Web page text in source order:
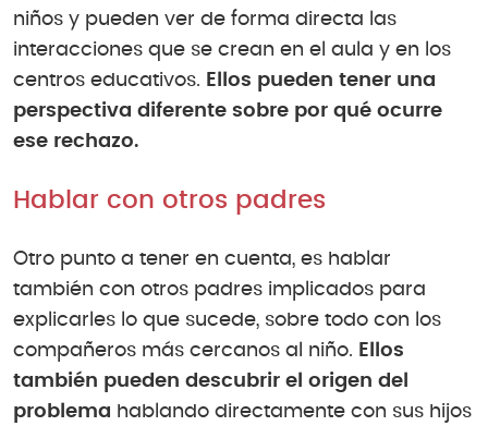
niños y pueden ver de forma directa las
interacciones que se crean en el aula y en los
centros educativos. Ellos pueden tener una
perspectiva diferente sobre por qué ocurre
ese rechazo.
Hablar con otros padres
Otro punto a tener en cuenta, es hablar
también con otros padres implicados para
explicarles lo que sucede, sobre todo con los
compañeros más cercanos al niño. Ellos
también pueden descubrir el origen del
problema hablando directamente con sus hijos